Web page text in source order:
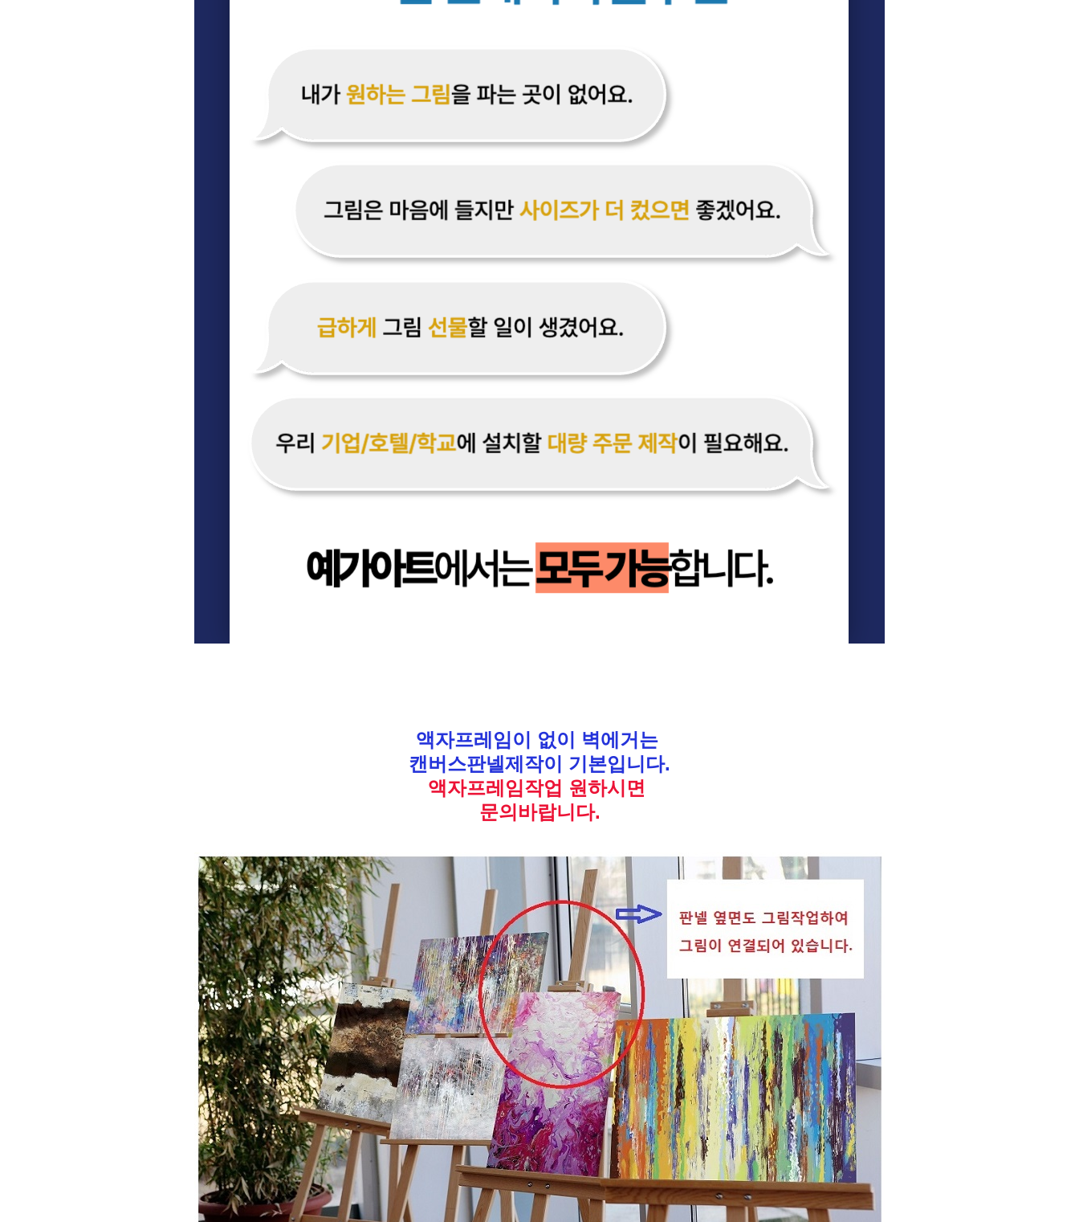
액자프레임이 없이 벽에거는
캔버스판넬제작이 기본입니다.
액자프레임작업 원하시면
문의바랍니다.